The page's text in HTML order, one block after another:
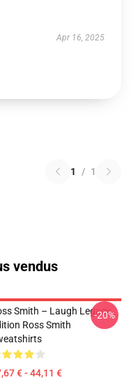
Apr 16, 2025
1 / 1
vendus
Smith – Laugh Legacy
Ross Smith
€ - 44,11 €
-20%